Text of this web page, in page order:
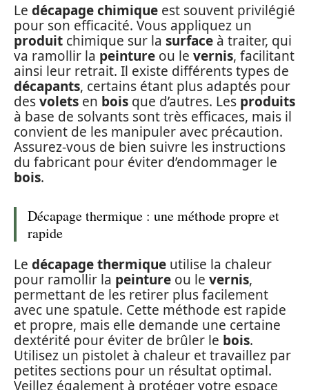
Le décapage chimique est souvent privilégié
pour son efficacité. Vous appliquez un
produit chimique sur la surface à traiter, qui
va ramollir la peinture ou le vernis, facilitant
ainsi leur retrait. Il existe différents types de
décapants, certains étant plus adaptés pour
desvolets en bois que d’autres. Les produits
à base de solvants sont très efficaces, mais il
convient de les manipuler avec précaution.
Assurez-vous de bien suivre les instructions
du fabricant pour éviter d’endommager le
bois.
Décapage thermique : une méthode propre et
rapide
Le décapage thermique utilise la chaleur
pour ramollir la peinture ou le vernis,
permettant de les retirer plus facilement
avec une spatule. Cette méthode est rapide
et propre, mais elle demande une certaine
dextérité pour éviter de brûler le bois.
Utilisez un pistolet à chaleur et travaillez par
petites sections pour un résultat optimal.
Veillez également à protéger votre espace